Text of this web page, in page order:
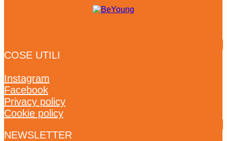
COSE UTILI
Instagram
Facebook
Privacy policy
Cookie policy
NEWSLETTER